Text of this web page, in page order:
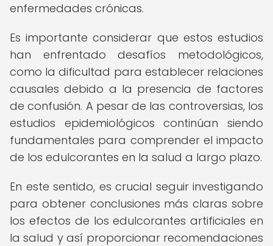
enfermedades crónicas.
Es importante considerar que estos estudios
han enfrentado desafíos metodológicos,
como la dificultad para establecer relaciones
causales debido a la presencia de factores
de confusión. A pesar de las controversias, los
estudios epidemiológicos continúan siendo
fundamentales para comprender el impacto
de los edulcorantes en la salud a largo plazo.
En este sentido, es crucial seguir investigando
para obtener conclusiones más claras sobre
los efectos de los edulcorantes artificiales en
la salud y así proporcionar recomendaciones